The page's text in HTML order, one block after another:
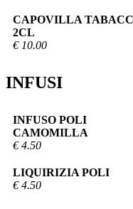
CAPOVILLA
2CL
€ 10.00
INFUSI
INFUSO POLI
CAMOMILLA
€ 4.50
LIQUIRIZIA POLI
€ 4.50